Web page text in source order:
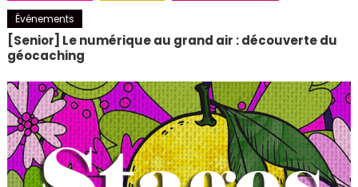
Événements
[Senior] Le numérique au grand air : découverte du
géocaching